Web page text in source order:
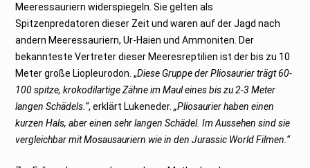
Meeressauriern widerspiegeln. Sie gelten als
Spitzenpredatoren dieser Zeit und waren auf der Jagd nach
andern Meeressauriern, Ur-Haien und Ammoniten. Der
bekannteste Vertreter dieser Meeresreptilien ist der bis zu 10
Meter große Liopleurodon. „Diese Gruppe der Pliosaurier trägt 60-
100 spitze, krokodilartige Zähne im Maul eines bis zu 2-3 Meter
langen Schädels.“, erklärt Lukeneder.„Pliosaurier haben einen
kurzen Hals, aber einen sehr langen Schädel. Im Aussehen sind sie
vergleichbar mit Mosausauriern wie in den Jurassic World Filmen.“